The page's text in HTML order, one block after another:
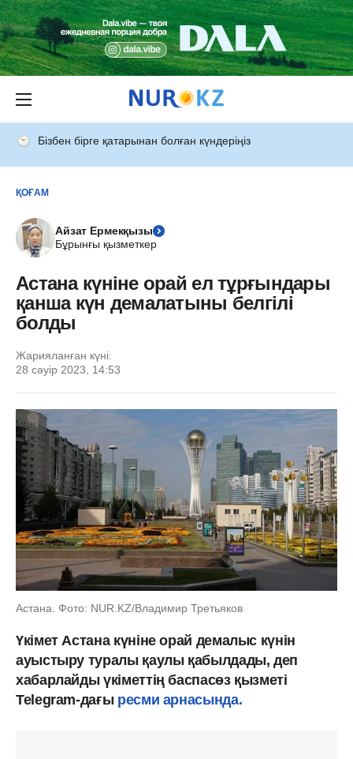
Бізбен бірге қатарынан болған күндеріңіз
ҚОҒАМ
Айзат Ермекқызы
Бұрынғы қызметкер
Астана күніне орай ел тұрғындары
қанша күн демалатыны белгілі
болды
Жарияланған күні:
28 сәуір 2023, 14:53
Астана. Фото: NUR.KZ/Владимир Третьяков
Үкімет Астана күніне орай демалыс күнін
ауыстыру туралы қаулы қабылдады, деп
хабарлайды үкіметтің баспасөз қызметі
Telegram-дағы ресми арнасында.